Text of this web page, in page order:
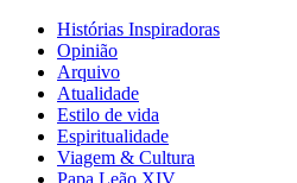
Histórias Inspiradoras
Opinião
Arquivo
Atualidade
Estilo de vida
Espiritualidade
Viagem & Cultura
Papa Leão XIV